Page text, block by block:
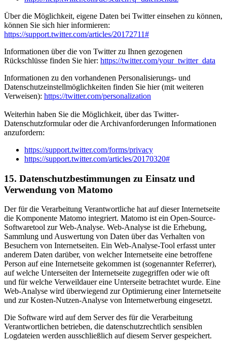
Über die Möglichkeit, eigene Daten bei Twitter einsehen zu können,
können Sie sich hier informieren:
https://support.twitter.com/articles/20172711#
Informationen über die von Twitter zu Ihnen gezogenen
Rückschlüsse finden Sie hier: https://twitter.com/your_twitter_data
Informationen zu den vorhandenen Personalisierungs- und
Datenschutzeinstellmöglichkeiten finden Sie hier (mit weiteren
Verweisen): https://twitter.com/personalization
Weiterhin haben Sie die Möglichkeit, über das Twitter-
Datenschutzformular oder die Archivanforderungen Informationen
anzufordern:
https://support.twitter.com/forms/privacy
https://support.twitter.com/articles/20170320#
15. Datenschutzbestimmungen zu Einsatz und
Verwendung von Matomo
Der für die Verarbeitung Verantwortliche hat auf dieser Internetseite
die Komponente Matomo integriert. Matomo ist ein Open-Source-
Softwaretool zur Web-Analyse. Web-Analyse ist die Erhebung,
Sammlung und Auswertung von Daten über das Verhalten von
Besuchern von Internetseiten. Ein Web-Analyse-Tool erfasst unter
anderem Daten darüber, von welcher Internetseite eine betroffene
Person auf eine Internetseite gekommen ist (sogenannter Referrer),
auf welche Unterseiten der Internetseite zugegriffen oder wie oft
und für welche Verweildauer eine Unterseite betrachtet wurde. Eine
Web-Analyse wird überwiegend zur Optimierung einer Internetseite
und zur Kosten-Nutzen-Analyse von Internetwerbung eingesetzt.
Die Software wird auf dem Server des für die Verarbeitung
Verantwortlichen betrieben, die datenschutzrechtlich sensiblen
Logdateien werden ausschließlich auf diesem Server gespeichert.